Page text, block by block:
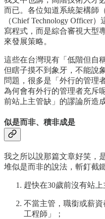
而已。各位知道系統架構師
（Chief Technology Officer
寫程式，而是綜合審視大型
來發展策略。
這些在台灣現有「低階但自
但瞎子摸不到象牙，不能說
問題，很多是「外行的管理
為何會有外行的管理者充斥
前站上主管缺」的謬論所造成
似是而非、積非成是
我之所以說那篇文章好笑，
堆似是而非的說法，斬釘截
趕快在30歲前沒有站上
不當主管，職銜或薪
工程師」；